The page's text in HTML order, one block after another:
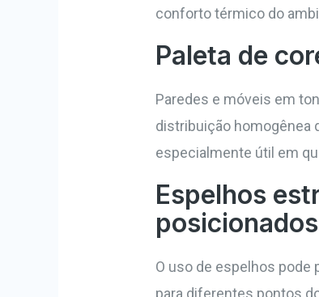
conforto térmico do
Paleta de
Paredes e móveis em
distribuição homogênea
especialmente útil em
Espelhos
posicionados
O uso de espelhos pode
para diferentes pontos